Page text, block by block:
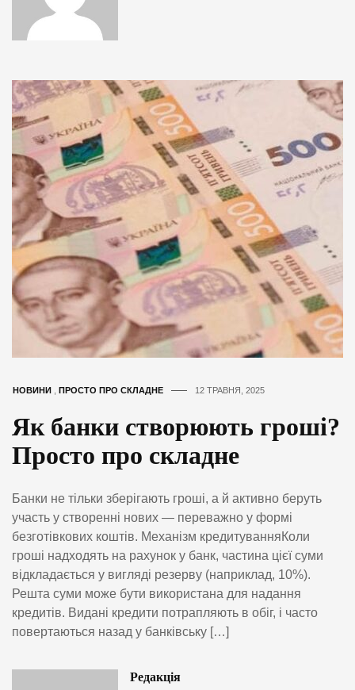
НОВИНИ ПРОСТО ПРО СКЛАДНЕ 12 ТРАВНЯ, 2025
Як банки створюють гроші?
Просто про складне
Банки не тільки зберігають гроші, а й активно беруть
участь у створенні нових — переважно у формі
безготівкових коштів. Механізм кредитуванняКоли
гроші надходять на рахунок у банк, частина цієї суми
відкладається у вигляді резерву (наприклад, 10%).
Решта суми може бути використана для надання
кредитів. Видані кредити потрапляють в обіг, і часто
повертаються назад у банківську […]
Редакція